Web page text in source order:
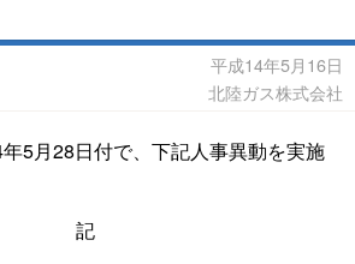
平成14年5月16日
北陸ガス株式会社
5月28日付で、下記人事異動を実施
記